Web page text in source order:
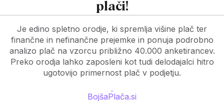
plači!
Je edino spletno orodje, ki spremlja višine plač ter
finančne in nefinančne prejemke in ponuja podrobno
analizo plač na vzorcu približno 40.000 anketirancev.
Preko orodja lahko zaposleni kot tudi delodajalci hitro
ugotovijo primernost plač v podjetju.
BojšaPlača.si